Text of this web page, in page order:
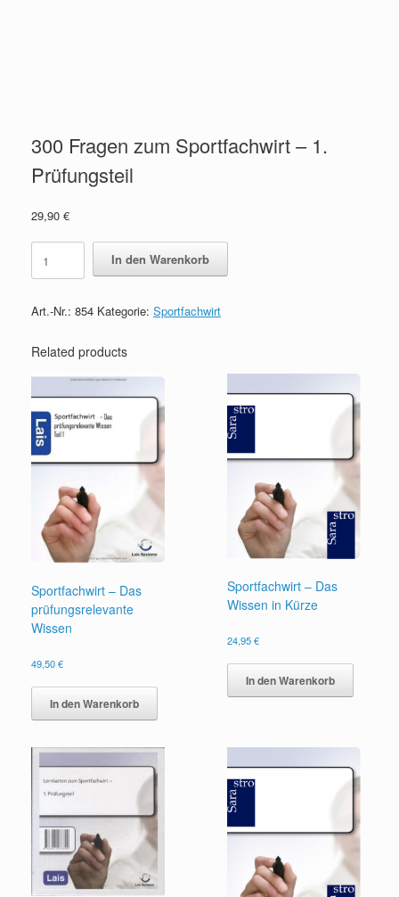
300 Fragen zum Sportfachwirt – 1.
Prüfungsteil
29,90 €
300
Fragen
zum
-
Prüfungsteil
In den Warenkorb
Art.-Nr.: 854 Kategorie: Sportfachwirt
Related products
Sportfachwirt – Das
prüfungsrelevante
Wissen
49,50€
In den Warenkorb
Sportfachwirt – Das
Wissen in Kürze
24,95€
In den Warenkorb